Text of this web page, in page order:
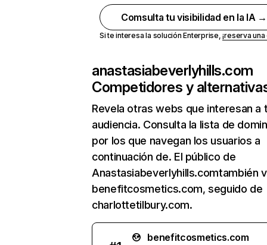
Comsulta tu visibilidad en la IA →
Si te interesa la solución Enterprise,¡reserva
anastasiabeverlyhills.com
Competidores y
Revela otras webs que interesan a
audiencia. Consulta la lista de
por los que navegan los usuarios a
continuación de. El público de
Anastasiabeverlyhills.comtambién
benefitcosmetics.com, seguido de
charlottetilbury.com.
benefitcosmetics.com